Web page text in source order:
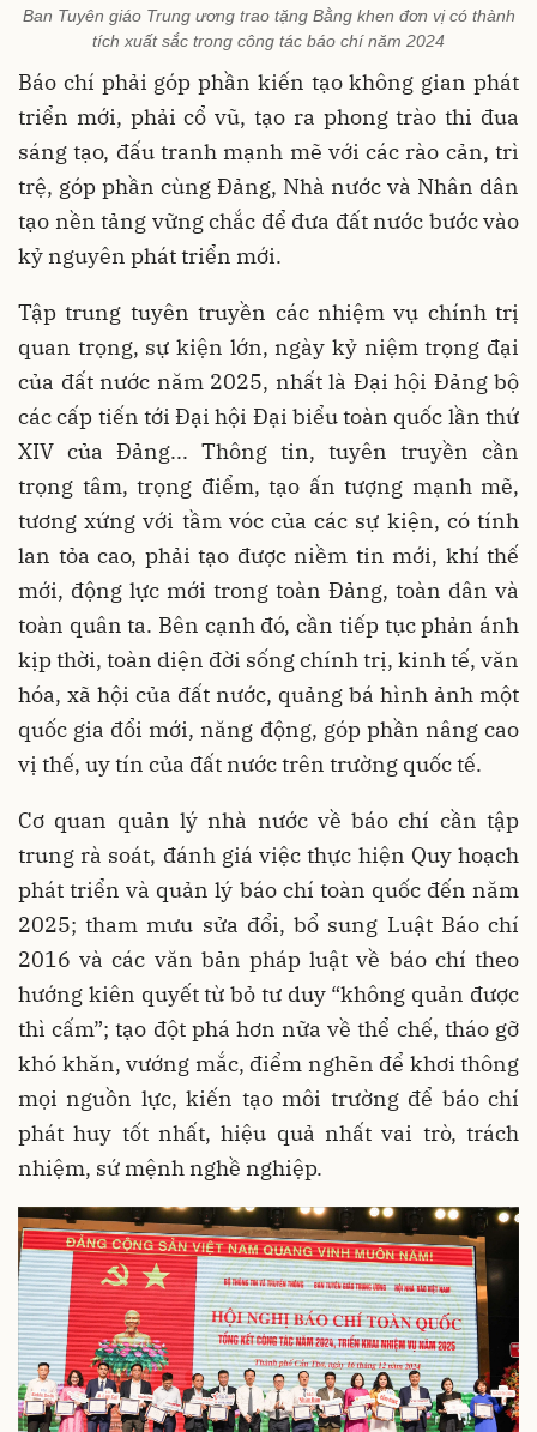
Ban Tuyên giáo Trung ương trao tặng Bằng khen đơn vị có thành
tích xuất sắc trong công tác báo chí năm 2024
Báo chí phải góp phần kiến tạo không gian phát
triển mới, phải cổ vũ, tạo ra phong trào thi đua
sáng tạo, đấu tranh mạnh mẽ với các rào cản, trì
trệ, góp phần cùng Đảng, Nhà nước và Nhân dân
tạo nền tảng vững chắc để đưa đất nước bước vào
kỷ nguyên phát triển mới.
Tập trung tuyên truyền các nhiệm vụ chính trị
quan trọng, sự kiện lớn, ngày kỷ niệm trọng đại
của đất nước năm 2025, nhất là Đại hội Đảng bộ
các cấp tiến tới Đại hội Đại biểu toàn quốc lần thứ
XIV của Đảng... Thông tin, tuyên truyền cần
trọng tâm, trọng điểm, tạo ấn tượng mạnh mẽ,
tương xứng với tầm vóc của các sự kiện, có tính
lan tỏa cao, phải tạo được niềm tin mới, khí thế
mới, động lực mới trong toàn Đảng, toàn dân và
toàn quân ta. Bên cạnh đó, cần tiếp tục phản ánh
kịp thời, toàn diện đời sống chính trị, kinh tế, văn
hóa, xã hội của đất nước, quảng bá hình ảnh một
quốc gia đổi mới, năng động, góp phần nâng cao
vị thế, uy tín của đất nước trên trường quốc tế.
Cơ quan quản lý nhà nước về báo chí cần tập
trung rà soát, đánh giá việc thực hiện Quy hoạch
phát triển và quản lý báo chí toàn quốc đến năm
2025; tham mưu sửa đổi, bổ sung Luật Báo chí
2016 và các văn bản pháp luật về báo chí theo
hướng kiên quyết từ bỏ tư duy “không quản được
thì cấm”; tạo đột phá hơn nữa về thể chế, tháo gỡ
khó khăn, vướng mắc, điểm nghẽn để khơi thông
mọi nguồn lực, kiến tạo môi trường để báo chí
phát huy tốt nhất, hiệu quả nhất vai trò, trách
nhiệm, sứ mệnh nghề nghiệp.